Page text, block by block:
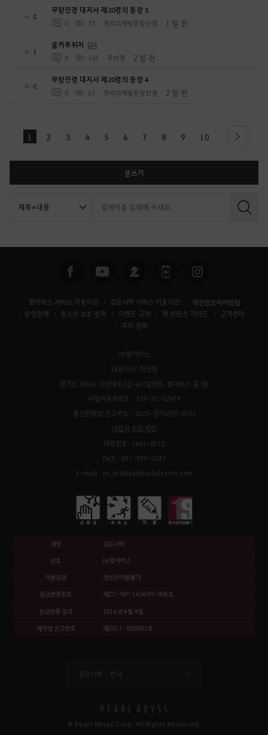
0
무량진경 대지서 제20경의 등장 5
0 73 천지의재림무량진경 1 일 전
1
굶카루위치
0 165 주아정 2 일 전
0
무량진경 대지서 제20경의 등장 4
0 61 천지의재림무량진경 2 일 전
1 2 3 4 5 6 7 8 9 10 next
글쓰기
검
펄어비스 서비스 이용약관 검은사막 서비스 이용약관 개인정보처리방침
운영정책 청소년 보호 정책 이벤트 규약 팬 콘텐츠 가이드
고객센터
쿠키 정책
㈜펄어비스
대표이사: 허진영
경기도 과천시 과천대로2길 48 (갈현동, 펄어비스 홈 원)
사업자등록번호 : 138-81-62479
통신판매업 신고번호 : 2022-경기과천-0177
사업자 정보 확인
대표번호: 1661-8572
FAX : 031-935-0837
E-mail : pc_kr@playblackdesert.com
제명 검은사막
상호 ㈜펄어비스
이용등급 청소년이용불가
등급분류번호 제CC-NP-140409-005호
등급분류 일자 2014년 4월 9일
제작업 신고번호 제2011-000002호
검은사막 - 한국
© Pearl Abyss Corp. All Rights Reserved.